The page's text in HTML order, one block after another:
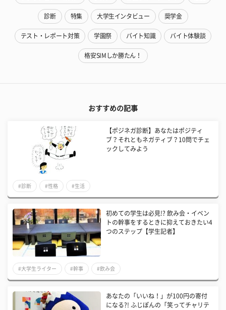
診断 特集 大学生インタビュー 奨学金
テスト・レポート対策 学園祭 バイト知識 バイト体験談
格安SIMしか勝たん！
おすすめの記事
【ポジネガ診断】あなたはポジティ
ブ？それともネガティブ？10問でチェ
ックしてみよう
#診断 #性格 #生活
初めての学生は必見!? 飲み会・イベン
トの幹事をするときに抑えておきたい4
つのステップ【学生記者】
#大学生ライター #幹事 #飲み会
あなたの「いいね！」が100円の寄付
になる?! ふじぽんの「笑ってチャリテ